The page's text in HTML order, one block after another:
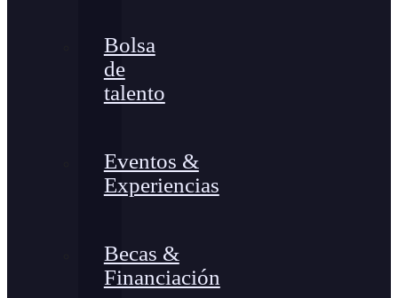
Bolsa
de
talento
Eventos &
Experiencias
Becas &
Financiación